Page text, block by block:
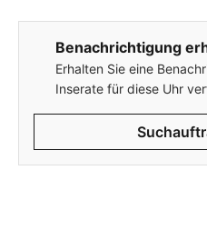
Benachrichtigung
Erhalten Sie eine
Inserate für diese Uhr